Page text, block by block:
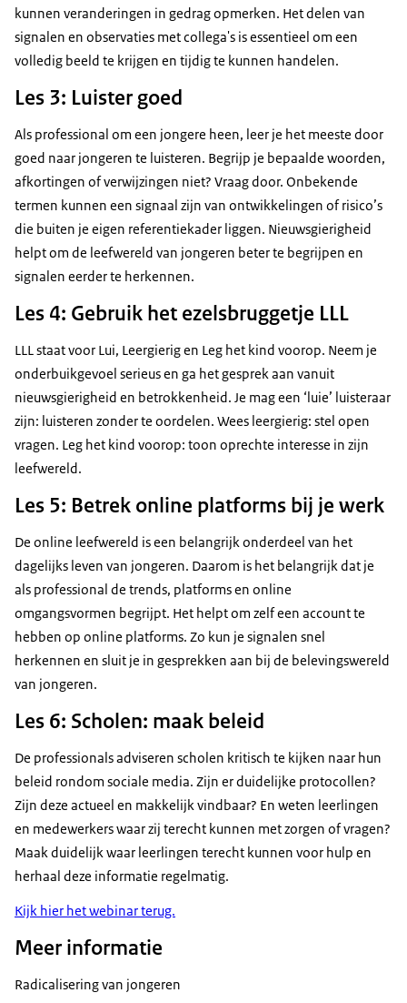
kunnen veranderingen in gedrag opmerken. Het delen van
signalen en observaties met collega's is essentieel om een
volledig beeld te krijgen en tijdig te kunnen handelen.
Les 3: Luister goed
Als professional om een jongere heen, leer je het meeste door
goed naar jongeren te luisteren. Begrijp je bepaalde woorden,
afkortingen of verwijzingen niet? Vraag door. Onbekende
termen kunnen een signaal zijn van ontwikkelingen of risico’s
die buiten je eigen referentiekader liggen. Nieuwsgierigheid
helpt om de leefwereld van jongeren beter te begrijpen en
signalen eerder te herkennen.
Les 4: Gebruik het ezelsbruggetje LLL
LLL staat voor Lui, Leergierig en Leg het kind voorop. Neem je
onderbuikgevoel serieus en ga het gesprek aan vanuit
nieuwsgierigheid en betrokkenheid. Je mag een ‘luie’ luisteraar
zijn: luisteren zonder te oordelen. Wees leergierig: stel open
vragen. Leg het kind voorop: toon oprechte interesse in zijn
leefwereld.
Les 5: Betrek online platforms bij je werk
De online leefwereld is een belangrijk onderdeel van het
dagelijks leven van jongeren. Daarom is het belangrijk dat je
als professional de trends, platforms en online
omgangsvormen begrijpt. Het helpt om zelf een account te
hebben op online platforms. Zo kun je signalen snel
herkennen en sluit je in gesprekken aan bij de belevingswereld
van jongeren.
Les 6: Scholen: maak beleid
De professionals adviseren scholen kritisch te kijken naar hun
beleid rondom sociale media. Zijn er duidelijke protocollen?
Zijn deze actueel en makkelijk vindbaar? En weten leerlingen
en medewerkers waar zij terecht kunnen met zorgen of vragen?
Maak duidelijk waar leerlingen terecht kunnen voor hulp en
herhaal deze informatie regelmatig.
Kijk hier het webinar terug.
Meer informatie
Radicalisering van jongeren